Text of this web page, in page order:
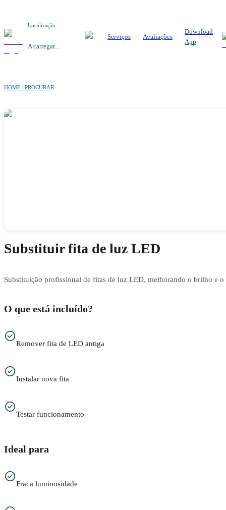
Localização
A carregar...
Serviços Avaliações
Download
App
HOME | PROCURAR
Substituir fita de luz LED
Substituição profissional de fitas de luz LED, melhorando o brilho e o
O que está incluído?
Remover fita de LED antiga
Instalar nova fita
Testar funcionamento
Ideal para
Fraca luminosidade